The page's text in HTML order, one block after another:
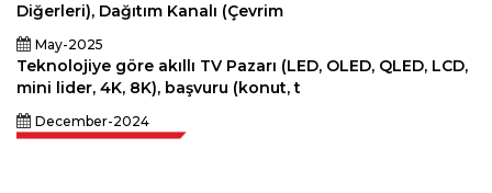
Diğerleri), Dağıtım Kanalı (Çevrim
May-2025
Teknolojiye göre akıllı TV Pazarı (LED, OLED, QLED, LCD,
mini lider, 4K, 8K), başvuru (konut, t
December-2024